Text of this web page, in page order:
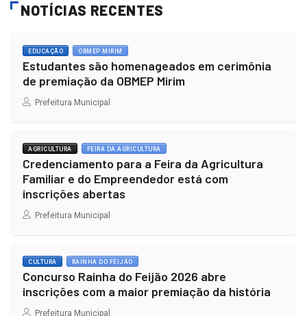
NOTÍCIAS RECENTES
EDUCAÇÃO OBMEP MIRIM
Estudantes são homenageados em cerimônia
de premiação da OBMEP Mirim
Prefeitura Municipal
AGRICULTURA FEIRA DA AGRICULTURA
Credenciamento para a Feira da Agricultura
Familiar e do Empreendedor está com
inscrições abertas
Prefeitura Municipal
CULTURA RAINHA DO FEIJÃO
Concurso Rainha do Feijão 2026 abre
inscrições com a maior premiação da história
Prefeitura Municipal